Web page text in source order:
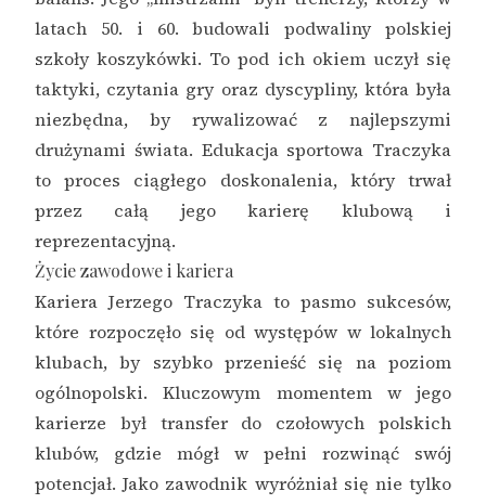
latach 50. i 60. budowali podwaliny polskiej
szkoły koszykówki. To pod ich okiem uczył się
taktyki, czytania gry oraz dyscypliny, która była
niezbędna, by rywalizować z najlepszymi
drużynami świata. Edukacja sportowa Traczyka
to proces ciągłego doskonalenia, który trwał
przez całą jego karierę klubową i
reprezentacyjną.
Życie zawodowe i kariera
Kariera Jerzego Traczyka to pasmo sukcesów,
które rozpoczęło się od występów w lokalnych
klubach, by szybko przenieść się na poziom
ogólnopolski. Kluczowym momentem w jego
karierze był transfer do czołowych polskich
klubów, gdzie mógł w pełni rozwinąć swój
potencjał. Jako zawodnik wyróżniał się nie tylko